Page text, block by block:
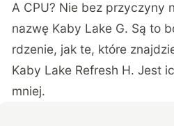
A CPU? Nie bez przyczyny
nazwę Kaby Lake G. Są to
rdzenie, jak te, które
Kaby Lake Refresh H. Jest
mniej.